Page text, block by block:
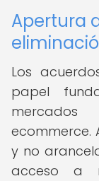
Apertura
Los
papel
ecommerce.
y no
acceso a